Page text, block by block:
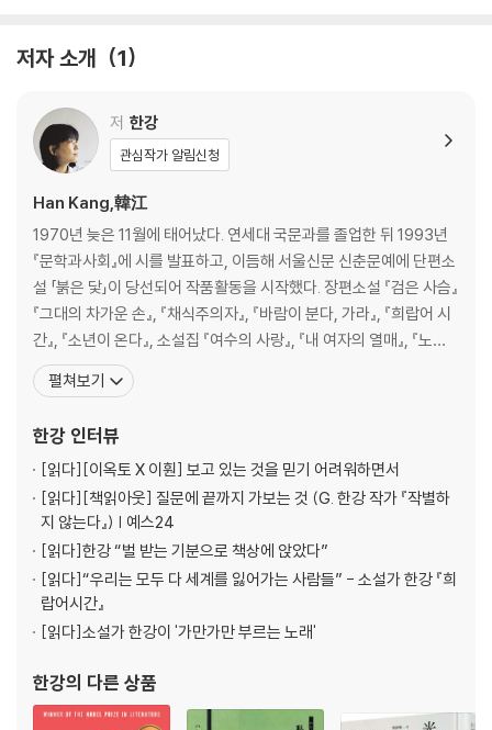
저자 소개 1
저 한강
관심작가 알림신청
Han Kang,韓江
1970년 늦은 11월에 태어났다. 연세대 국문과를 졸업한 뒤 1993년
『문학과사회』에 시를 발표하고, 이듬해 서울신문 신춘문예에 단편소
설 「붉은 닻」이 당선되어 작품활동을 시작했다. 장편소설 『검은 사슴』
『그대의 차가운 손』, 『채식주의자』, 『바람이 분다, 가라』, 『희랍어 시
간』, 『소년이 온다』, 소설집 『여수의 사랑』, 『내 여자의 열매』, 『노랑
무늬영원』, 시집 『서랍에 저녁을 넣어 두었다』 등이 있다. 만해문학
상, 황순원문학상, 동리문학상, 이상문학상, 오늘의 젊은예술가상,
올해 영미판 출간
펼쳐보기
한강 인터뷰
[읽다][이옥토 X 이훤] 보고 있는 것을 믿기 어려워하면서
[읽다][책읽아웃] 질문에 끝까지 가보는 것 (G. 한강 작가 『작별하
지 않는다』) | 예스24
[읽다]한강 “벌 받는 기분으로 책상에 앉았다”
[읽다]“우리는 모두 다 세계를 잃어가는 사람들” - 소설가 한강 『희
랍어시간』
[읽다]소설가 한강이 '가만가만 부르는 노래'
한강의 다른 상품